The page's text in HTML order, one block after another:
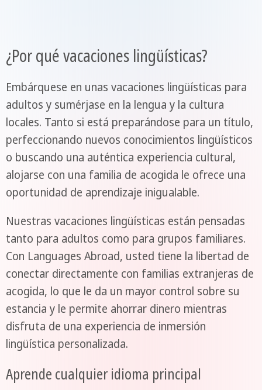
¿Por qué vacaciones lingüísticas?
Embárquese en unas vacaciones lingüísticas para
adultos y sumérjase en la lengua y la cultura
locales. Tanto si está preparándose para un título,
perfeccionando nuevos conocimientos lingüísticos
o buscando una auténtica experiencia cultural,
alojarse con una familia de acogida le ofrece una
oportunidad de aprendizaje inigualable.
Nuestras vacaciones lingüísticas están pensadas
tanto para adultos como para grupos familiares.
Con Languages Abroad, usted tiene la libertad de
conectar directamente con familias extranjeras de
acogida, lo que le da un mayor control sobre su
estancia y le permite ahorrar dinero mientras
disfruta de una experiencia de inmersión
lingüística personalizada.
Aprende cualquier idioma principal